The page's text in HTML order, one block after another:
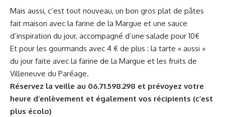
Mais aussi, c’est tout nouveau, un bon gros plat de pâtes
fait maison avec la farine de la Margue et une sauce
d’inspiration du jour, accompagné d’une salade pour 10€
Et pour les gourmands avec 4 € de plus : la tarte « aussi »
du jour faite avec la farine de la Margue et les fruits de
Villeneuve du Paréage.
Réservez la veille au 06.71.598.298 et prévoyez votre
heure d’enlèvement et également vos récipients (c’est
plus écolo)